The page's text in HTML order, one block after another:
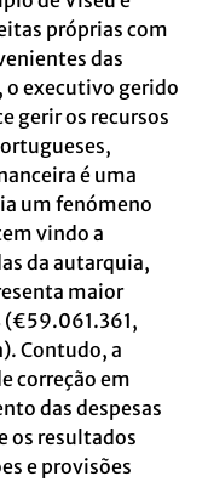
próprias com
das
o executivo gerido
gerir os recursos
é uma
um fenómeno
vindo a
da autarquia,
maior
(€59.061.361,
Contudo, a
correção em
das despesas
os resultados
e provisões